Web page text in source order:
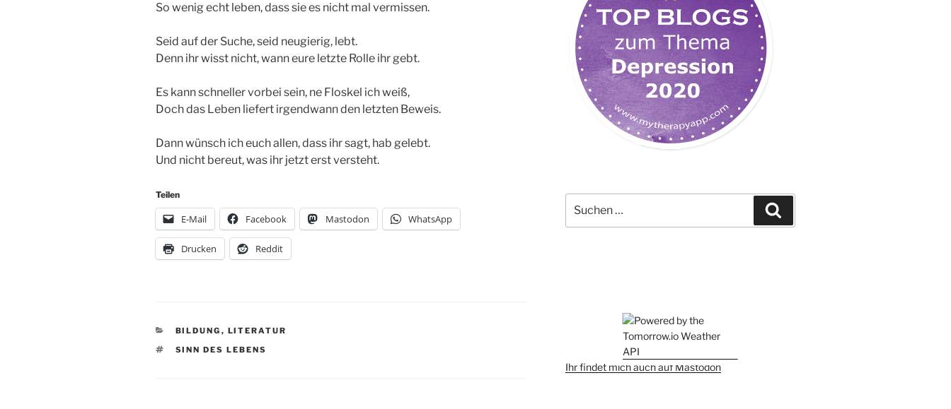
So wenig echt leben, dass sie es nicht mal vermissen.
Seid auf der Suche, seid neugierig, lebt.
Denn ihr wisst nicht, wann eure letzte Rolle ihr gebt.
Es kann schneller vorbei sein, ne Floskel ich weiß,
Doch das Leben liefert irgendwann den letzten Beweis.
Dann wünsch ich euch allen, dass ihr sagt, hab gelebt.
Und nicht bereut, was ihr jetzt erst versteht.
Teilen
E-Mail Facebook Mastodon WhatsApp
Drucken Reddit
KATEGORIEN
BILDUNG , LITERATUR
SCHLAGWÖRTER
SINN DES LEBENS
nach:
Ihr findet mich auch auf Mastodon